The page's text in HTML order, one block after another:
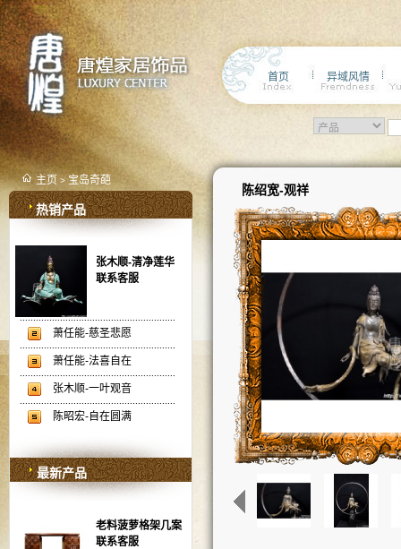
首页 异域风情
主页 > 宝岛奇葩
热销产品
张木顺-清净莲华
联系客服
萧任能-慈圣悲愿
萧任能-法喜自在
张木顺-一叶观音
陈昭宏-自在圆满
最新产品
老料菠萝格架几案
联系客服
陈绍宽-观祥